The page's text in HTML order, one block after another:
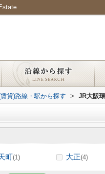
貸)路線・駅から探す > JR大阪
町(1) 大正(4)